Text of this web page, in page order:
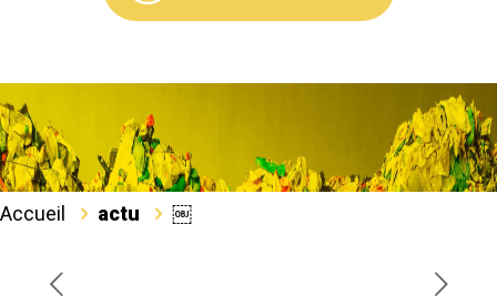
Accueil actu ￼